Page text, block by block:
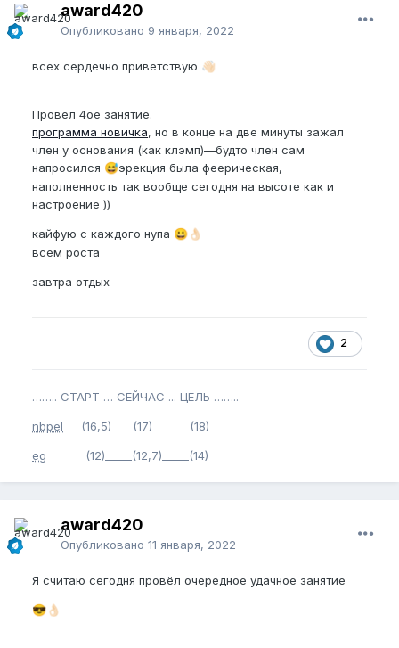
award420
Опубликовано 9 января, 2022
всех сердечно приветствую 👋🏻
Провёл 4ое занятие.
программа новичка, но в конце на две минуты зажал
член у основания (как клэмп)—будто член сам
напросился 😅эрекция была феерическая,
наполненность так вообще сегодня на высоте как и
настроение ))
кайфую с каждого нупа 😀 👌🏻
всем роста
завтра отдых
2
…….. СТАРТ … СЕЙЧАС ... ЦЕЛЬ ……..
nbpel (16,5)____(17)_______(18)
eg (12)_____(12,7)_____(14)
award420
Опубликовано 11 января, 2022
Я считаю сегодня провёл очередное удачное занятие
😎 👌🏻